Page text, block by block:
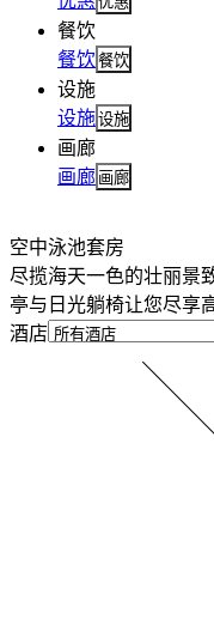
餐饮
餐饮 餐饮
设施
设施设施
画廊
画廊 画廊
空中泳池套房
尽揽海天一色的壮丽景
亭与日光躺椅让您尽享
酒店